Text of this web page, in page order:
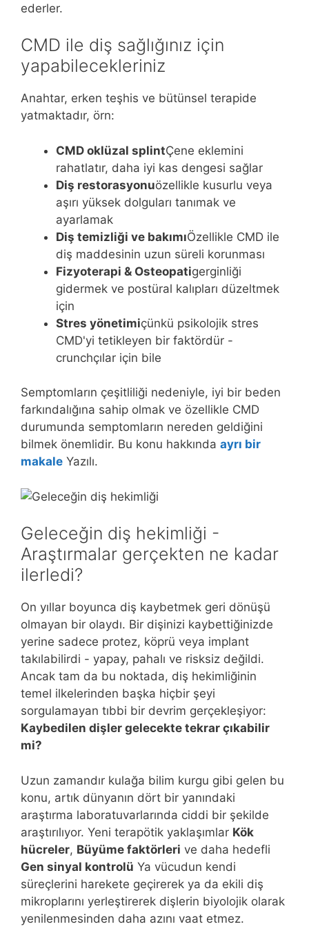
ederler.
CMD ile diş sağlığınız için
yapabilecekleriniz
Anahtar, erken teşhis ve bütünsel terapide
yatmaktadır, örn:
CMD oklüzal splintÇene eklemini
rahatlatır, daha iyi kas dengesi sağlar
Diş restorasyonuözellikle kusurlu veya
aşırı yüksek dolguları tanımak ve
ayarlamak
Diş temizliği ve bakımıÖzellikle CMD ile
diş maddesinin uzun süreli korunması
Fizyoterapi & Osteopatigerginliği
gidermek ve postüral kalıpları düzeltmek
için
Stres yönetimiçünkü psikolojik stres
CMD'yi tetikleyen bir faktördür -
crunchçılar için bile
Semptomların çeşitliliği nedeniyle, iyi bir beden
farkındalığına sahip olmak ve özellikle CMD
durumunda semptomların nereden geldiğini
bilmek önemlidir. Bu konu hakkında ayrı bir
makale Yazılı.
Geleceğin diş hekimliği -
Araştırmalar gerçekten ne kadar
ilerledi?
On yıllar boyunca diş kaybetmek geri dönüşü
olmayan bir olaydı. Bir dişinizi kaybettiğinizde
yerine sadece protez, köprü veya implant
takılabilirdi - yapay, pahalı ve risksiz değildi.
Ancak tam da bu noktada, diş hekimliğinin
temel ilkelerinden başka hiçbir şeyi
sorgulamayan tıbbi bir devrim gerçekleşiyor:
Kaybedilen dişler gelecekte tekrar çıkabilir
mi?
Uzun zamandır kulağa bilim kurgu gibi gelen bu
konu, artık dünyanın dört bir yanındaki
araştırma laboratuvarlarında ciddi bir şekilde
araştırılıyor. Yeni terapötik yaklaşımlar Kök
hücreler, Büyüme faktörleri ve daha hedefli
Gen sinyal kontrolü Ya vücudun kendi
süreçlerini harekete geçirerek ya da ekili diş
mikroplarını yerleştirerek dişlerin biyolojik olarak
yenilenmesinden daha azını vaat etmez.